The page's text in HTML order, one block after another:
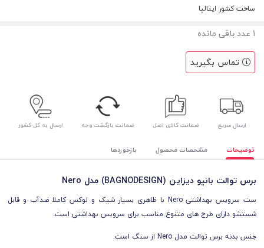
ساخت کشور ایتالیا
1 عدد باقی مانده
تماس بگیرید
ارسال سریع ضمانت کالای اصل ضمانت بازگشت وجه ارسال به کل کشور
توضیحات مشخصات محصول بازخوردها
برس توالت بانیو دیزاین (BAGNODESIGN) مدل Nero
ست سرویس بهداشتی Nero با ظاهری بسیار شیک و لوکس کاملا ضدآب و قابل
شستشو دارای طرح های متنوع مناسب برای سرویس بهداشتی است.
جنس بدنه برس توالت مدل Nero از سنگ است.